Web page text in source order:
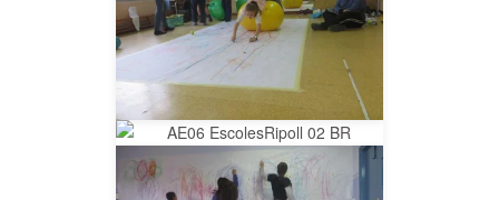
__AMPLIAR__
__AMPLIAR__